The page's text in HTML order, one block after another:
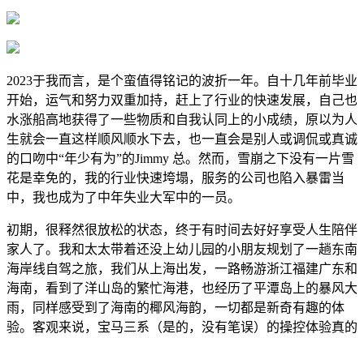
2023于我而言，是个蛮值得铭记的波折一年。自十几年前毕业
开始，运气和努力双重加持，赶上了行业的快速发展，自己也
水涨船高地获得了一些物质和自我认同上的小成绩，原以为人
生就会一直这样顺风顺水下去，也一直会是别人或调侃或真诚
的口吻中“年少有为”的Jimmy 总。然而，雪崩之下没有一片雪
花是幸免的，我的行业快速垮塌，服务的公司也陷入暴雷当
中，我也成为了中年失业大军中的一员。
初期，很释然很放松的状态，终于有时间去好好享受人生陪伴
家人了。我和太太带着还没上幼儿园的小朋友规划了一趟东南
海岸线自驾之旅，我们从上海出发，一路畅游浙江福建广东和
海南，看到了洋山岛的繁忙海港，也经历了平潭岛上的暴风大
雨，同样感受到了海南的椰风海韵，一切都是新奇有趣的体
验。客观来说，宝马三系（是的，没有笔误）的操控体验真的